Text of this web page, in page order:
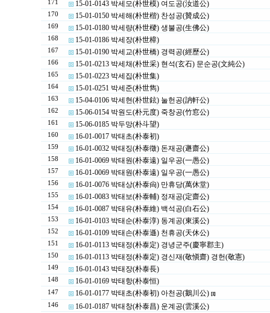
171 15-01-0143 박세모(朴世模) 여도공(汝道公)
170 15-01-0150 박세해(朴世楷) 찬성공(贊成公)
169 15-01-0180 박세량(朴世樑) 생불공(生佛公)
168 15-01-0186 박세장(朴世樟)
167 15-01-0190 박세교(朴世橋) 경력공(經歷公)
166 15-01-0213 박세채(朴世采) 현석(玄石) 문순공(文純公)
165 15-01-0223 박세집(朴世集)
164 15-01-0251 박세준(朴世雋)
163 15-04-0106 박세현(朴世鉉) 눌헌공(訥軒公)
162 15-06-0154 박원도(朴元度) 죽창공(竹窓公)
161 15-06-0185 박두망(朴斗望)
160 16-01-0017 박태초(朴泰初)
159 16-01-0032 박태징(朴泰徵) 돈재공(遯齋公)
158 16-01-0069 박태원(朴泰遠) 일우공(一愚公)
157 16-01-0069 박태원(朴泰遠) 일우공(一愚公)
156 16-01-0076 박태상(朴泰尙) 만휴당(萬休堂)
155 16-01-0083 박태보(朴泰輔) 정재공(定齋公)
154 16-01-0087 박태유(朴泰維) 백석공(白石公)
153 16-01-0103 박태순(朴泰淳) 동계공(東溪公)
152 16-01-0109 박태손(朴泰遜) 천휴공(天休公)
151 16-01-0113 박태정(朴泰定) 경녕군주(慶寧郡主)
150 16-01-0113 박태정(朴泰定) 경신재(敬愼齋) 경헌(敬憲)
149 16-01-0143 박태장(朴泰長)
148 16-01-0169 박태항(朴泰恒)
147 16-01-0177 박태초(朴泰初) 아천공(鵝川公) [1]
146 16-01-0187 박태창(朴泰昌) 운계공(雲溪公)